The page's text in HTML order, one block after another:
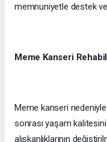
memnuniyetle destek
Meme Kanseri
Meme kanseri
sonrası yaşam
alışkanlıklarının